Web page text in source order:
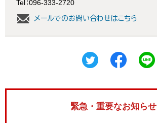
Tel：096-333-2720
メールでのお問い合わせはこちら
緊急・重要なお知らせ